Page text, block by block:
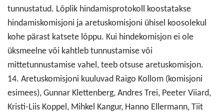
tunnustatud. Lõplik hindamisprotokoll koostatakse
hindamiskomisjoni ja aretuskomisjoni ühisel koosolekul
kohe pärast katsete lõppu. Kui hindekomisjon ei ole
üksmeelne või kahtleb tunnustamise või
mittetunnustamise vahel, teeb otsuse aretuskomisjon.
14. Aretuskomisjoni kuuluvad Raigo Kollom (komisjoni
esimees), Gunnar Klettenberg, Andres Trei, Peeter Viiard,
Kristi-Liis Koppel, Mihkel Kangur, Hanno Ellermann, Tiit